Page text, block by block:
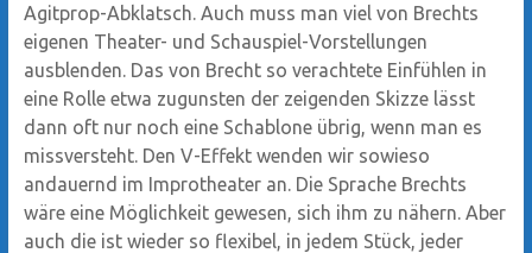
Agitprop-Abklatsch. Auch muss man viel von Brechts
eigenen Theater- und Schauspiel-Vorstellungen
ausblenden. Das von Brecht so verachtete Einfühlen in
eine Rolle etwa zugunsten der zeigenden Skizze lässt
dann oft nur noch eine Schablone übrig, wenn man es
missversteht. Den V-Effekt wenden wir sowieso
andauernd im Improtheater an. Die Sprache Brechts
wäre eine Möglichkeit gewesen, sich ihm zu nähern. Aber
auch die ist wieder so flexibel, in jedem Stück, jeder